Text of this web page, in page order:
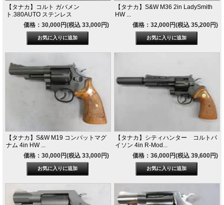
【タナカ】コルト ガバメン
ト.380AUTO ステンレス
価格：30,000円(税込 33,000円)
【タナカ】S&W M36 2in LadySmith
HW ...
価格：32,000円(税込 35,200円)
【タナカ】S&W M19 コンバットマグ
ナム 4in HW ...
価格：30,000円(税込 33,000円)
【タナカ】シティハンター コルトパ
イソン 4in R-Mod...
価格：36,000円(税込 39,600円)